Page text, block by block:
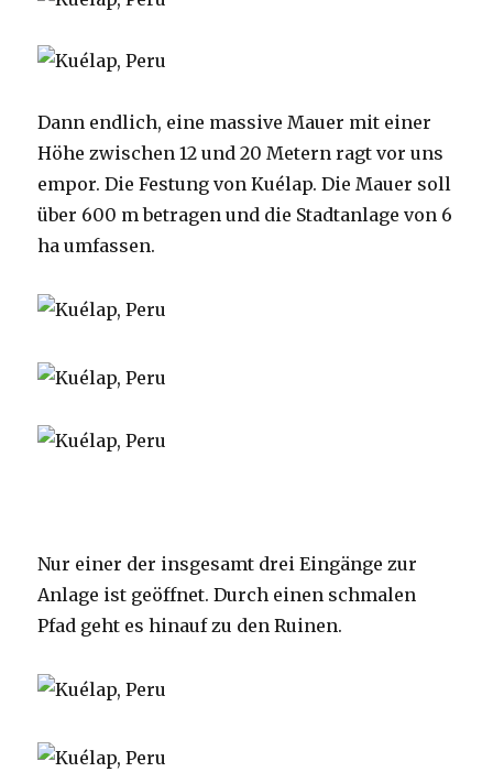
Dann endlich, eine massive Mauer mit einer
Höhe zwischen 12 und 20 Metern ragt vor uns
empor. Die Festung von Kuélap. Die Mauer soll
über 600 m betragen und die Stadtanlage von 6
ha umfassen.
Nur einer der insgesamt drei Eingänge zur
Anlage ist geöffnet. Durch einen schmalen
Pfad geht es hinauf zu den Ruinen.